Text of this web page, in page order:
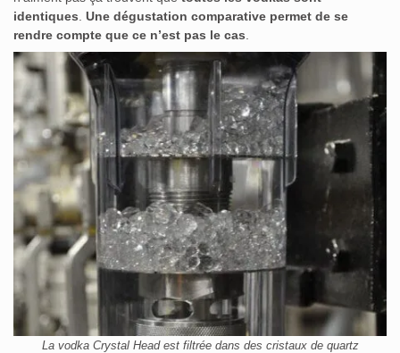
identiques Une dégustation comparative permet de se
rendre compte que ce n’est pas le cas
La vodka Crystal Head est filtrée dans des cristaux de quartz